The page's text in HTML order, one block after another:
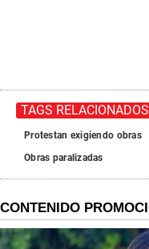
TAGS RELACIONADOS
Protestan exigiendo obras
Obras paralizadas